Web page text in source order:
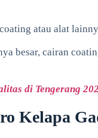
atau alat
besar, cairan
di Tengerang
Kelapa